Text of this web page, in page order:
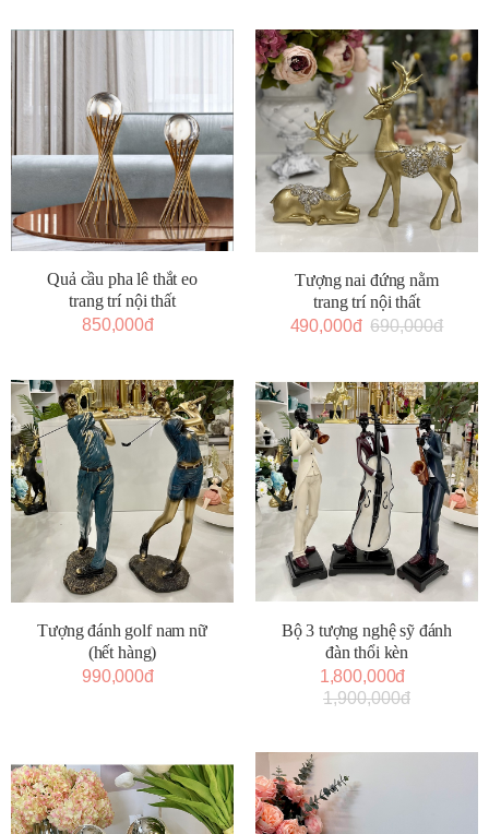
Quả cầu pha lê thắt eo
trang trí nội thất
850,000đ
Tượng nai đứng nằm
trang trí nội thất
490,000đ 690,000đ
Tượng đánh golf nam nữ
(hết hàng)
990,000đ
Bộ 3 tượng nghệ sỹ đánh
đàn thổi kèn
1,800,000đ
1,900,000đ